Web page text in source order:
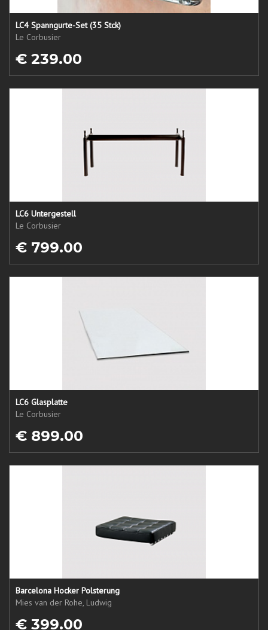
LC4 Spanngurte-Set (35 Stck)
Le Corbusier
€ 239.00
LC6 Untergestell
Le Corbusier
€ 799.00
LC6 Glasplatte
Le Corbusier
€ 899.00
Barcelona Hocker Polsterung
Mies van der Rohe, Ludwig
€ 399.00